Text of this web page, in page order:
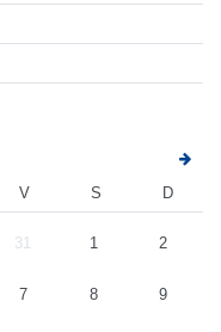
V S D
31 1 2
7 8 9